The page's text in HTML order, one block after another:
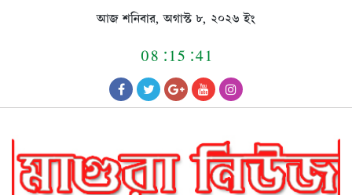
আজ শনিবার, অগাস্ট ৮, ২০২৬ ইং
08:15:41